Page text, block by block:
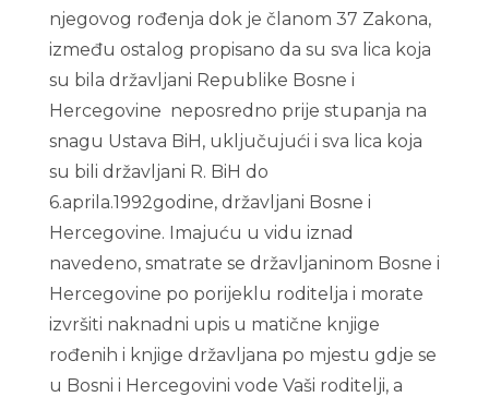
njegovog rođenja dok je članom 37 Zakona,
između ostalog propisano da su sva lica koja
su bila državljani Republike Bosne i
Hercegovine neposredno prije stupanja na
snagu Ustava BiH, uključujući i sva lica koja
su bili državljani R. BiH do
6.aprila.1992godine, državljani Bosne i
Hercegovine. Imajuću u vidu iznad
navedeno, smatrate se državljaninom Bosne i
Hercegovine po porijeklu roditelja i morate
izvršiti naknadni upis u matične knjige
rođenih i knjige državljana po mjestu gdje se
u Bosni i Hercegovini vode Vaši roditelji, a